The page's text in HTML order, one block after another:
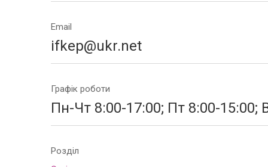
Email
ifkep@ukr.net
Графік роботи
Пн-Чт 8:00-17:00; Пт 8:00-15:00;
Розділ